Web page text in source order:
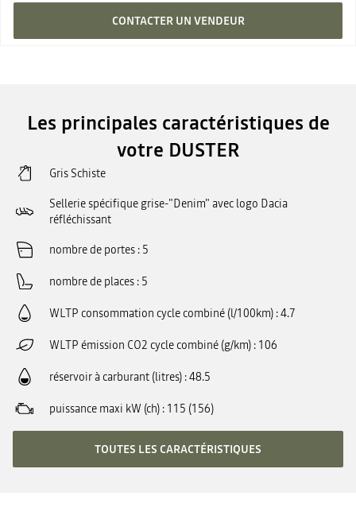
CONTACTER UN VENDEUR
Les principales caractéristiques de
votre DUSTER
Gris Schiste
Sellerie spécifique grise-"Denim" avec logo Dacia
réfléchissant
nombre de portes 5
nombre de places 5
WLTP consommation cycle combiné (l/100km) 4.7
WLTP émission CO2 cycle combiné (g/km) 106
réservoir à carburant (litres) 48.5
puissance maxi kW (ch) 115 (156)
TOUTES LES CARACTÉRISTIQUES